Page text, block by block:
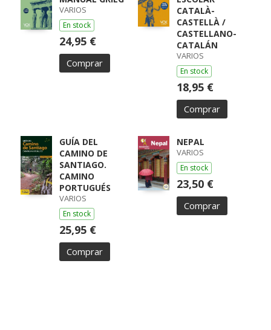
VARIOS
En stock
24,95 €
Comprar
CATALÀ-
CASTELLÀ /
CASTELLANO-
CATALÁN
VARIOS
En stock
18,95 €
Comprar
GUÍA DEL
CAMINO DE
SANTIAGO.
CAMINO
PORTUGUÉS
VARIOS
En stock
25,95 €
Comprar
NEPAL
VARIOS
En stock
23,50 €
Comprar